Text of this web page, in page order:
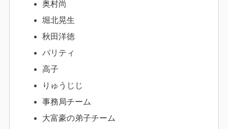
奥村尚
堀北晃生
秋田洋徳
パリティ
高子
りゅうじじ
事務局チーム
大富豪の弟子チーム